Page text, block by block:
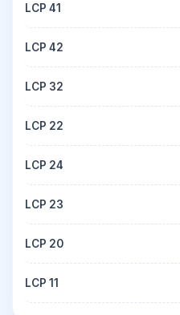
LCP 41
LCP 42
LCP 32
LCP 22
LCP 24
LCP 23
LCP 20
LCP 11